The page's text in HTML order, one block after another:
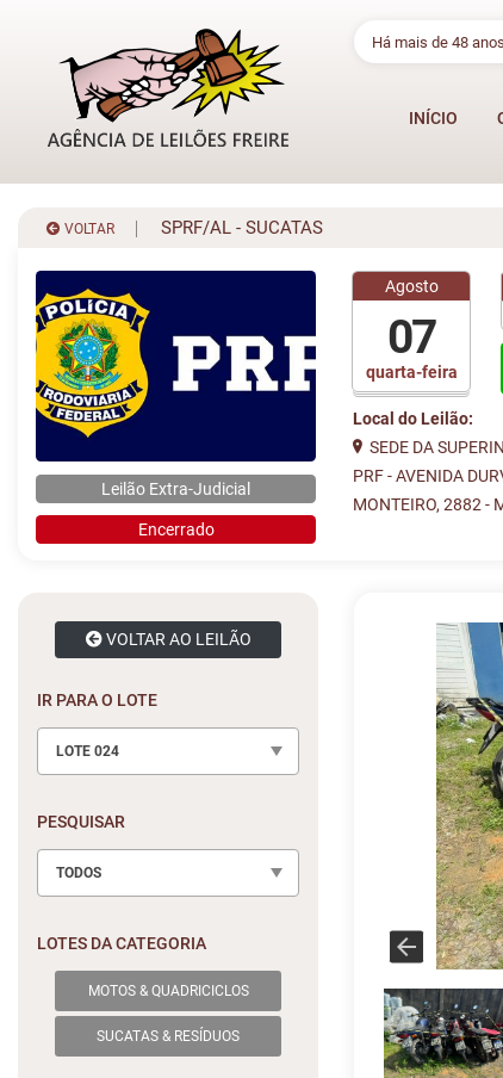
Há mais de 48
INÍCIO
VOLTAR SPRF/AL - SUCATAS
Leilão Extra-Judicial
Encerrado
quarta-feira
Agosto
07
Local do Leilão:
SEDE DA
PRF - AVENIDA
MONTEIRO, 2882 -
VOLTAR AO LEILÃO
IR PARA O LOTE
LOTE 024
PESQUISAR
TODOS
LOTES DA CATEGORIA
MOTOS & QUADRICICLOS
SUCATAS & RESÍDUOS